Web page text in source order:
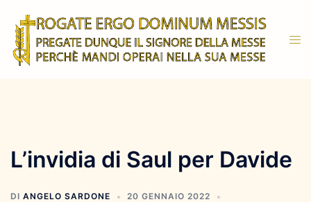
contenuto
L’invidia di Saul per Davide
DI ANGELO SARDONE
20 GENNAIO 2022